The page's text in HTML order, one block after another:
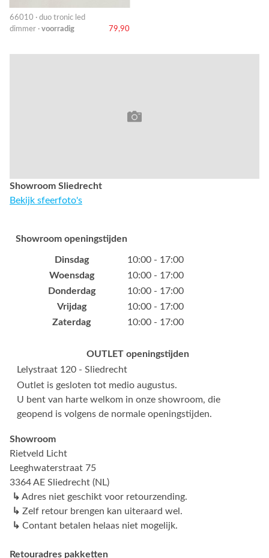
66010 · duo tronic led
dimmer · voorradig 79,90
Showroom Sliedrecht
Bekijk sfeerfoto's
Showroom openingstijden
Dinsdag
10:00 - 17:00
Woensdag
10:00 - 17:00
Donderdag
10:00 - 17:00
Vrijdag
10:00 - 17:00
Zaterdag
10:00 - 17:00
OUTLET openingstijden
Lelystraat 120 - Sliedrecht
Outlet is gesloten tot medio augustus.
U bent van harte welkom in onze showroom, die
geopend is volgens de normale openingstijden.
Showroom
Rietveld Licht
Leeghwaterstraat 75
3364 AE Sliedrecht (NL)
↳ Adres niet geschikt voor retourzending.
↳ Zelf retour brengen kan uiteraard wel.
↳ Contant betalen helaas niet mogelijk.
Retouradres pakketten